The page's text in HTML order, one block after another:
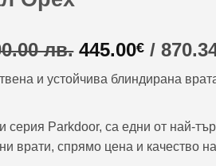
лв. Original
price
was:
/
1,000.00
445.00€ /
и устойчива блиндирана
серия Parkdoor, са едни от най-
врати, спрямо цена и качество